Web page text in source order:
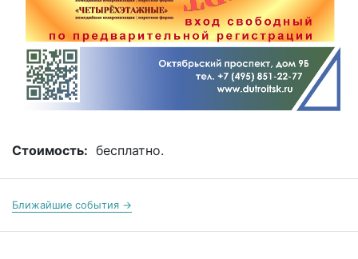
Стоимость: бесплатно.
Ближайшие события →